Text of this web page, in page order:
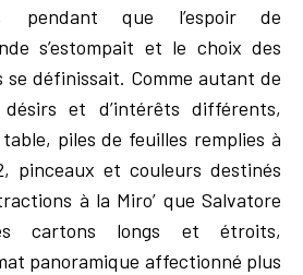
pendant que l’espoir de
s’estompait et le choix des
se définissait. Comme autant de
et d’intérêts différents,
piles de feuilles remplies à
pinceaux et couleurs destinés
à la Miro’ que Salvatore
cartons longs et étroits,
panoramique affectionné plus